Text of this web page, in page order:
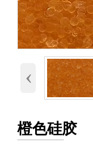
‹
橙色硅胶